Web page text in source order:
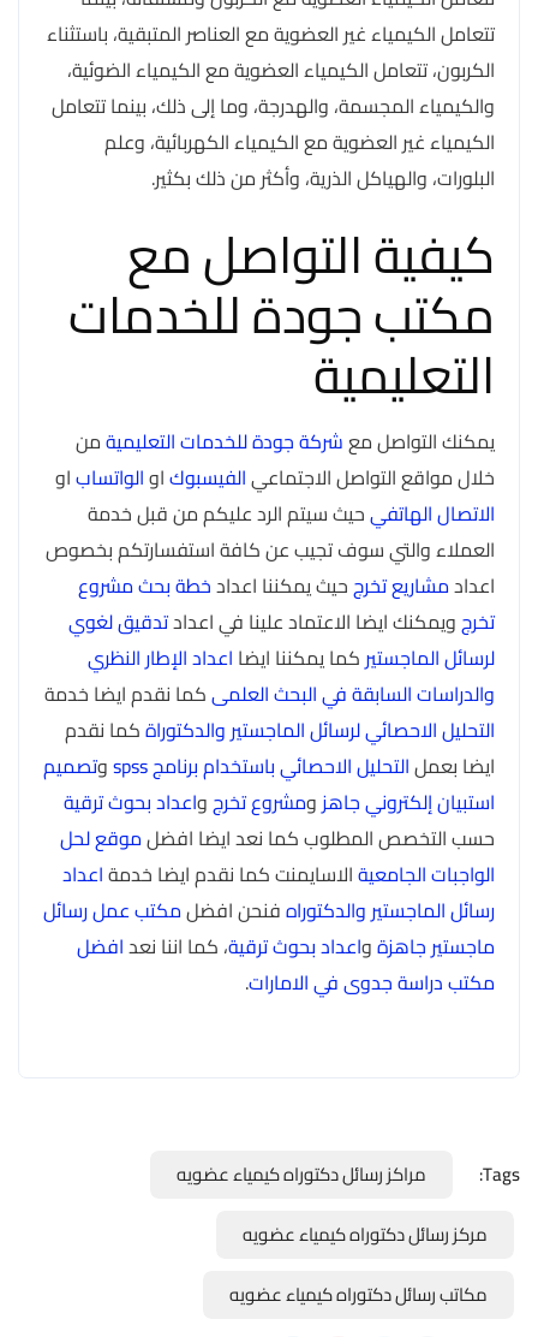
تتعامل الكيمياء غير العضوية مع العناصر المتبقية، باستثناء
الكربون، تتعامل الكيمياء العضوية مع الكيمياء الضوئية،
والكيمياء المجسمة، والهدرجة، وما إلى ذلك، بينما تتعامل
الكيمياء غير العضوية مع الكيمياء الكهربائية، وعلم
البلورات، والهياكل الذرية، وأكثر من ذلك بكثير.
كيفية التواصل مع
مكتب جودة للخدمات
التعليمية
يمكنك التواصل معشركة جودة للخدمات التعليميةمن
خلال مواقع التواصل الاجتماعيالفيسبوكاوالواتساباو
الاتصال الهاتفيحيث سيتم الرد عليكم من قبل خدمة
العملاء والتي سوف تجيب عن كافة استفسارتكم بخصوص
اعدادمشاريع تخرجحيث يمكننا اعدادخطة بحث مشروع
تخرجويمكنك ايضا الاعتماد علينا في اعدادتدقيق لغوي
لرسائل الماجستير كما يمكننا ايضا اعداد الإطار النظري
والدراسات السابقة في البحث العلمىكما نقدم ايضا خدمة
التحليل الاحصائي لرسائل الماجستير والدكتوراةكما نقدم
ايضا بعملالتحليل الاحصائي باستخدام برنامج spss وتصميم
استبيان إلكتروني جاهز ومشروع تخرجواعداد بحوث ترقية
حسب التخصص المطلوب كما نعد ايضا افضلموقع لحل
الواجبات الجامعيةالاسايمنت كما نقدم ايضا خدمةاعداد
رسائل الماجستير والدكتوراهفنحن افضلمكتب عمل رسائل
ماجستير جاهزةواعداد بحوث ترقية، كما اننا نعدافضل
مكتب دراسة جدوى في الامارات.
Tags:
مراكز رسائل دكتوراه كيمياء عضويه
مركز رسائل دكتوراه كيمياء عضويه
مكاتب رسائل دكتوراه كيمياء عضويه